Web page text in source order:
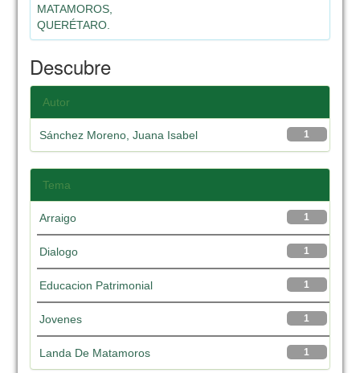
MATAMOROS,
QUERÉTARO.
Descubre
Autor
1
Sánchez Moreno, Juana Isabel
Tema
1
Arraigo
1
Dialogo
1
Educacion Patrimonial
1
Jovenes
1
Landa De Matamoros